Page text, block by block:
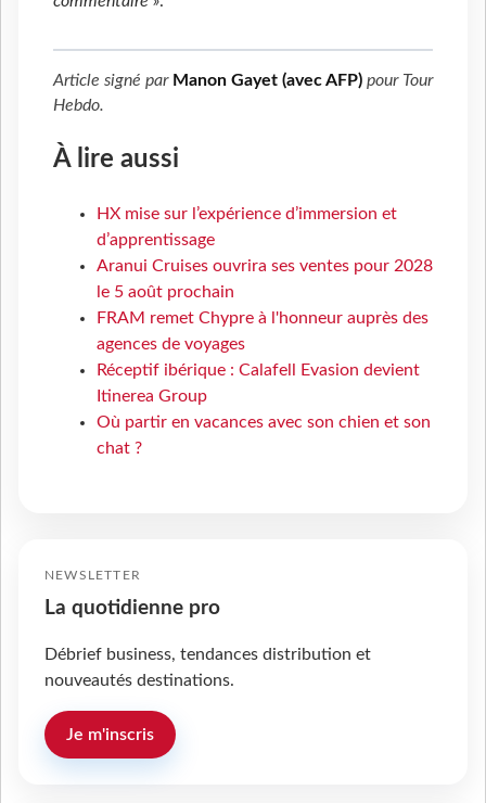
Article signé par Manon Gayet (avec AFP) pour Tour
Hebdo.
À lire aussi
HX mise sur l’expérience d’immersion et
d’apprentissage
Aranui Cruises ouvrira ses ventes pour 2028
le 5 août prochain
FRAM remet Chypre à l'honneur auprès des
agences de voyages
Réceptif ibérique : Calafell Evasion devient
Itinerea Group
Où partir en vacances avec son chien et son
chat ?
NEWSLETTER
La quotidienne pro
Débrief business, tendances distribution et
nouveautés destinations.
Je m'inscris